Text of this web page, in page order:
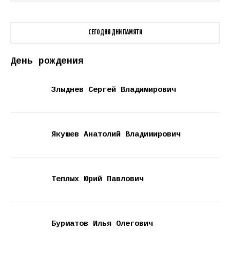
СЕГОДНЯ ДНИ ПАМЯТИ
День рождения
Злыднев Сергей Владимирович
Якушев Анатолий Владимирович
Теплых Юрий Павлович
Бурматов Илья Олегович